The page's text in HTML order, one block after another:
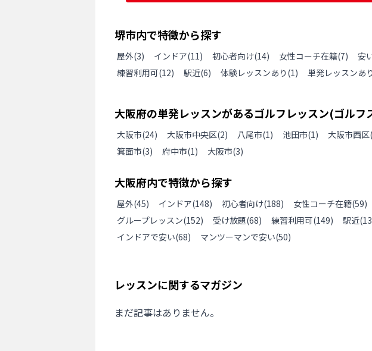
堺市内で特徴から探す
屋外(3) インドア(11) 初心者向け(14) 女性コーチ在籍(7) 安
練習利用可(12) 駅近(6) 体験レッスンあり (1) 単発レッスンあり
大阪府の単発レッスンがあるゴルフレッスン(ゴルフ
大阪市(24) 大阪市中央区(2) 八尾市(1) 池田市(1) 大阪市西区(
箕面市(3) 府中市(1) 大阪市(3)
大阪府内で特徴から探す
屋外(45) インドア(148) 初心者向け(188) 女性コーチ在籍(59)
グループレッスン(152) 受け放題(68) 練習利用可(149) 駅近(
インドアで安い(68) マンツーマンで安い(50)
レッスンに関するマガジン
まだ記事はありません。